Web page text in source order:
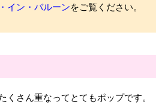
イン・バルーンをご覧ください。
くさん重なってとてもポップです。